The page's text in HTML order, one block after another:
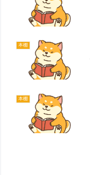
本棚
本棚